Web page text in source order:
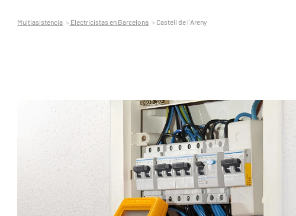
Multiasistencia Electricistas en Barcelona Castell de l´Areny